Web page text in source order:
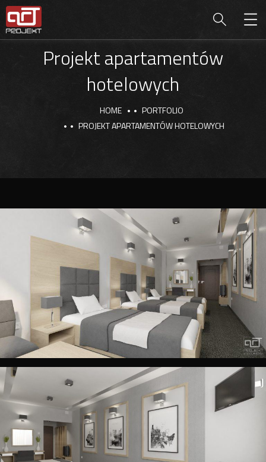
Projekt apartamentów
hotelowych
HOME
PORTFOLIO
PROJEKT APARTAMENTÓW HOTELOWYCH